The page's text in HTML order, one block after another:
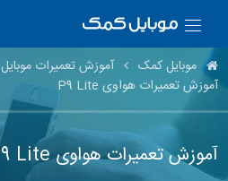
موبایل کمک آموزش تعمیرات موبایل
آموزش تعمیرات هواوی P9 Lite
آموزش تعمیرات هواوی P9 Lite